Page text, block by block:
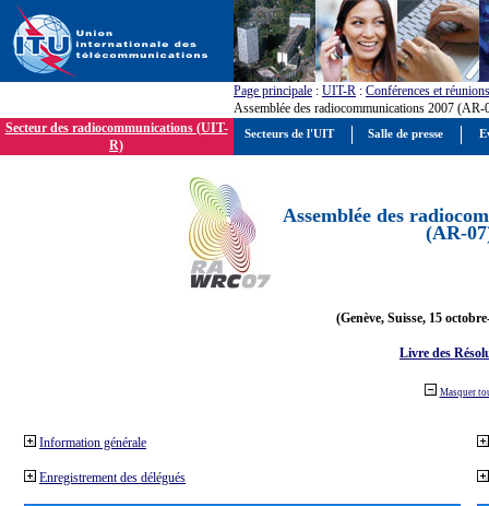
Page principale : UIT-R : Conférences et réunions
Assemblée des radiocommunications 2007 (AR-
Secteur des radiocommunications (UIT-
R)
Assemblée des
(AR-
(Genève, Suisse, 15
Livre des
Masquer
Information générale
Enregistrement des délégués
Secteurs de l'UIT Salle de presse